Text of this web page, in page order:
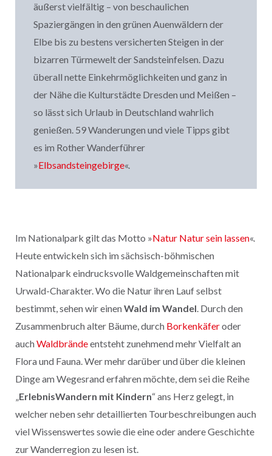
äußerst vielfältig – von beschaulichen
Spaziergängen in den grünen Auenwäldern der
Elbe bis zu bestens versicherten Steigen in der
bizarren Türmewelt der Sandsteinfelsen. Dazu
überall nette Einkehrmöglichkeiten und ganz in
der Nähe die Kulturstädte Dresden und Meißen –
so lässt sich Urlaub in Deutschland wahrlich
genießen. 59 Wanderungen und viele Tipps gibt
es im Rother Wanderführer
»Elbsandsteingebirge«.
Im Nationalpark gilt das Motto »Natur Natur sein lassen«.
Heute entwickeln sich im sächsisch-böhmischen
Nationalpark eindrucksvolle Waldgemeinschaften mit
Urwald-Charakter. Wo die Natur ihren Lauf selbst
bestimmt, sehen wir einenWald im Wandel. Durch den
Zusammenbruch alter Bäume, durch Borkenkäferoder
auchWaldbrändeentsteht zunehmend mehr Vielfalt an
Flora und Fauna. Wer mehr darüber und über die kleinen
Dinge am Wegesrand erfahren möchte, dem sei die Reihe
„ErlebnisWandern mit Kindern“ ans Herz gelegt, in
welcher neben sehr detaillierten Tourbeschreibungen auch
viel Wissenswertes sowie die eine oder andere Geschichte
zur Wanderregion zu lesen ist.